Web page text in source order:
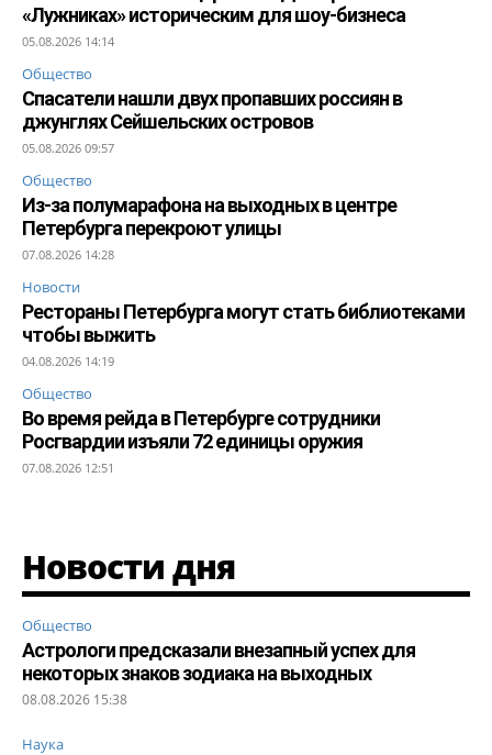
«Лужниках» историческим для шоу-бизнеса
05.08.2026 14:14
Общество
Спасатели нашли двух пропавших россиян в
джунглях Сейшельских островов
05.08.2026 09:57
Общество
Из-за полумарафона на выходных в центре
Петербурга перекроют улицы
07.08.2026 14:28
Новости
Рестораны Петербурга могут стать библиотеками
чтобы выжить
04.08.2026 14:19
Общество
Во время рейда в Петербурге сотрудники
Росгвардии изъяли 72 единицы оружия
07.08.2026 12:51
Новости дня
Общество
Астрологи предсказали внезапный успех для
некоторых знаков зодиака на выходных
08.08.2026 15:38
Наука